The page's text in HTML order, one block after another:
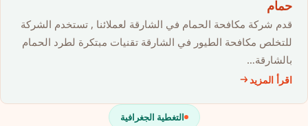
حمام
قدم شركة مكافحة الحمام في الشارقة لعملائنا , تستخدم الشركة
للتخلص مكافحة الطيور في الشارقة تقنيات مبتكرة لطرد الحمام
بالشارقة…
اقرأ المزيد
التغطية الجغرافية